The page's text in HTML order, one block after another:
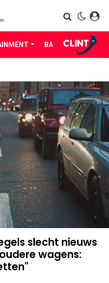
BABES LIFE
slecht nieuws
wagens: